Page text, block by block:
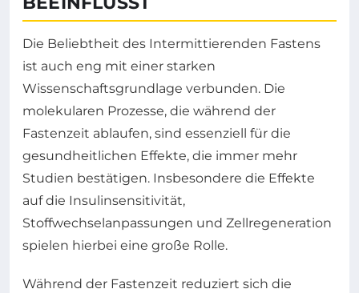
Die Beliebtheit des Intermittierenden Fastens
ist auch eng mit einer starken
Wissenschaftsgrundlage verbunden. Die
molekularen Prozesse, die während der
Fastenzeit ablaufen, sind essenziell für die
gesundheitlichen Effekte, die immer mehr
Studien bestätigen. Insbesondere die Effekte
auf die Insulinsensitivität,
Stoffwechselanpassungen und Zellregeneration
spielen hierbei eine große Rolle.
Während der Fastenzeit reduziert sich die